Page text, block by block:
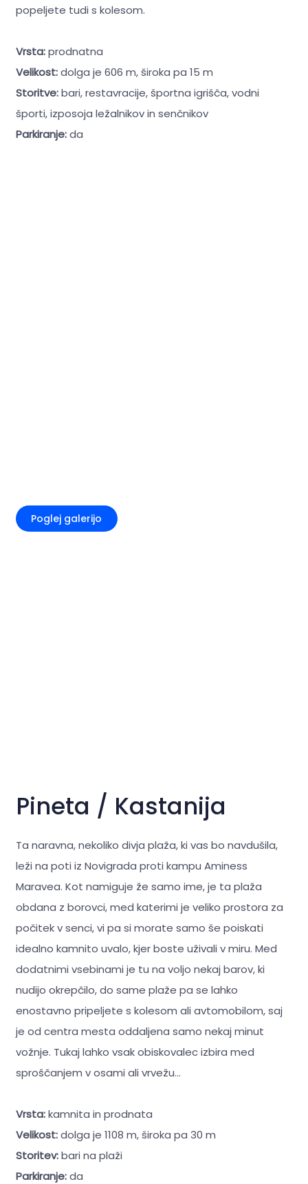
popeljete tudi s kolesom.
Vrsta:prodnatna
Velikost:dolga je 606 m, široka pa 15 m
Storitve:bari, restavracije, športna igrišča, vodni
športi, izposoja ležalnikov in senčnikov
Parkiranje:da
Poglej galerijo
Pineta / Kastanija
Ta naravna, nekoliko divja plaža, ki vas bo navdušila,
leži na poti iz Novigrada proti kampu Aminess
Maravea. Kot namiguje že samo ime, je ta plaža
obdana z borovci, med katerimi je veliko prostora za
počitek v senci, vi pa si morate samo še poiskati
idealno kamnito uvalo, kjer boste uživali v miru. Med
dodatnimi vsebinami je tu na voljo nekaj barov, ki
nudijo okrepčilo, do same plaže pa se lahko
enostavno pripeljete s kolesom ali avtomobilom, saj
je od centra mesta oddaljena samo nekaj minut
vožnje. Tukaj lahko vsak obiskovalec izbira med
sproščanjem v osami ali vrvežu...
Vrsta:kamnita in prodnata
Velikost:dolga je 1108 m, široka pa 30 m
Storitev:bari na plaži
Parkiranje:da